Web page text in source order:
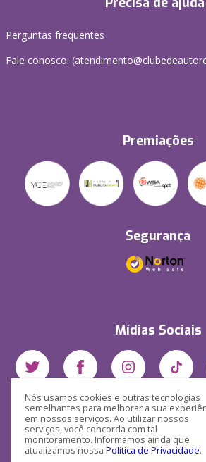
Nós usamos cookies e outras tecnologias
semelhantes para melhorar a sua
em nossos serviços. Ao utilizar nossos
serviços, você concorda com tal
monitoramento. Informamos ainda que
atualizamos nossa Política de Privacidade.
Perguntas frequentes
Fale conosco:
Premiações
Segurança
Mídias Sociais